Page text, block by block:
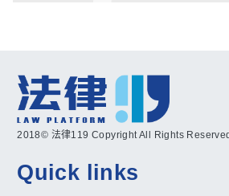
2018© 法律119 Copyright All Rights Reserved
Quick links